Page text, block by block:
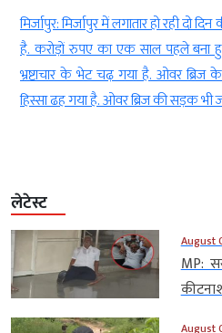
में लगातार हो रही दो दिन की बारिश ने
का एक साल पहले बना हुआ बहू प्रतीक्षित
चढ़ गया है. ओवर ब्रिज के बाद बने एप्रोच
है. ओवर ब्रिज की सड़क भी जगह-जगह […]
लेटेस्ट
August
MP:
August